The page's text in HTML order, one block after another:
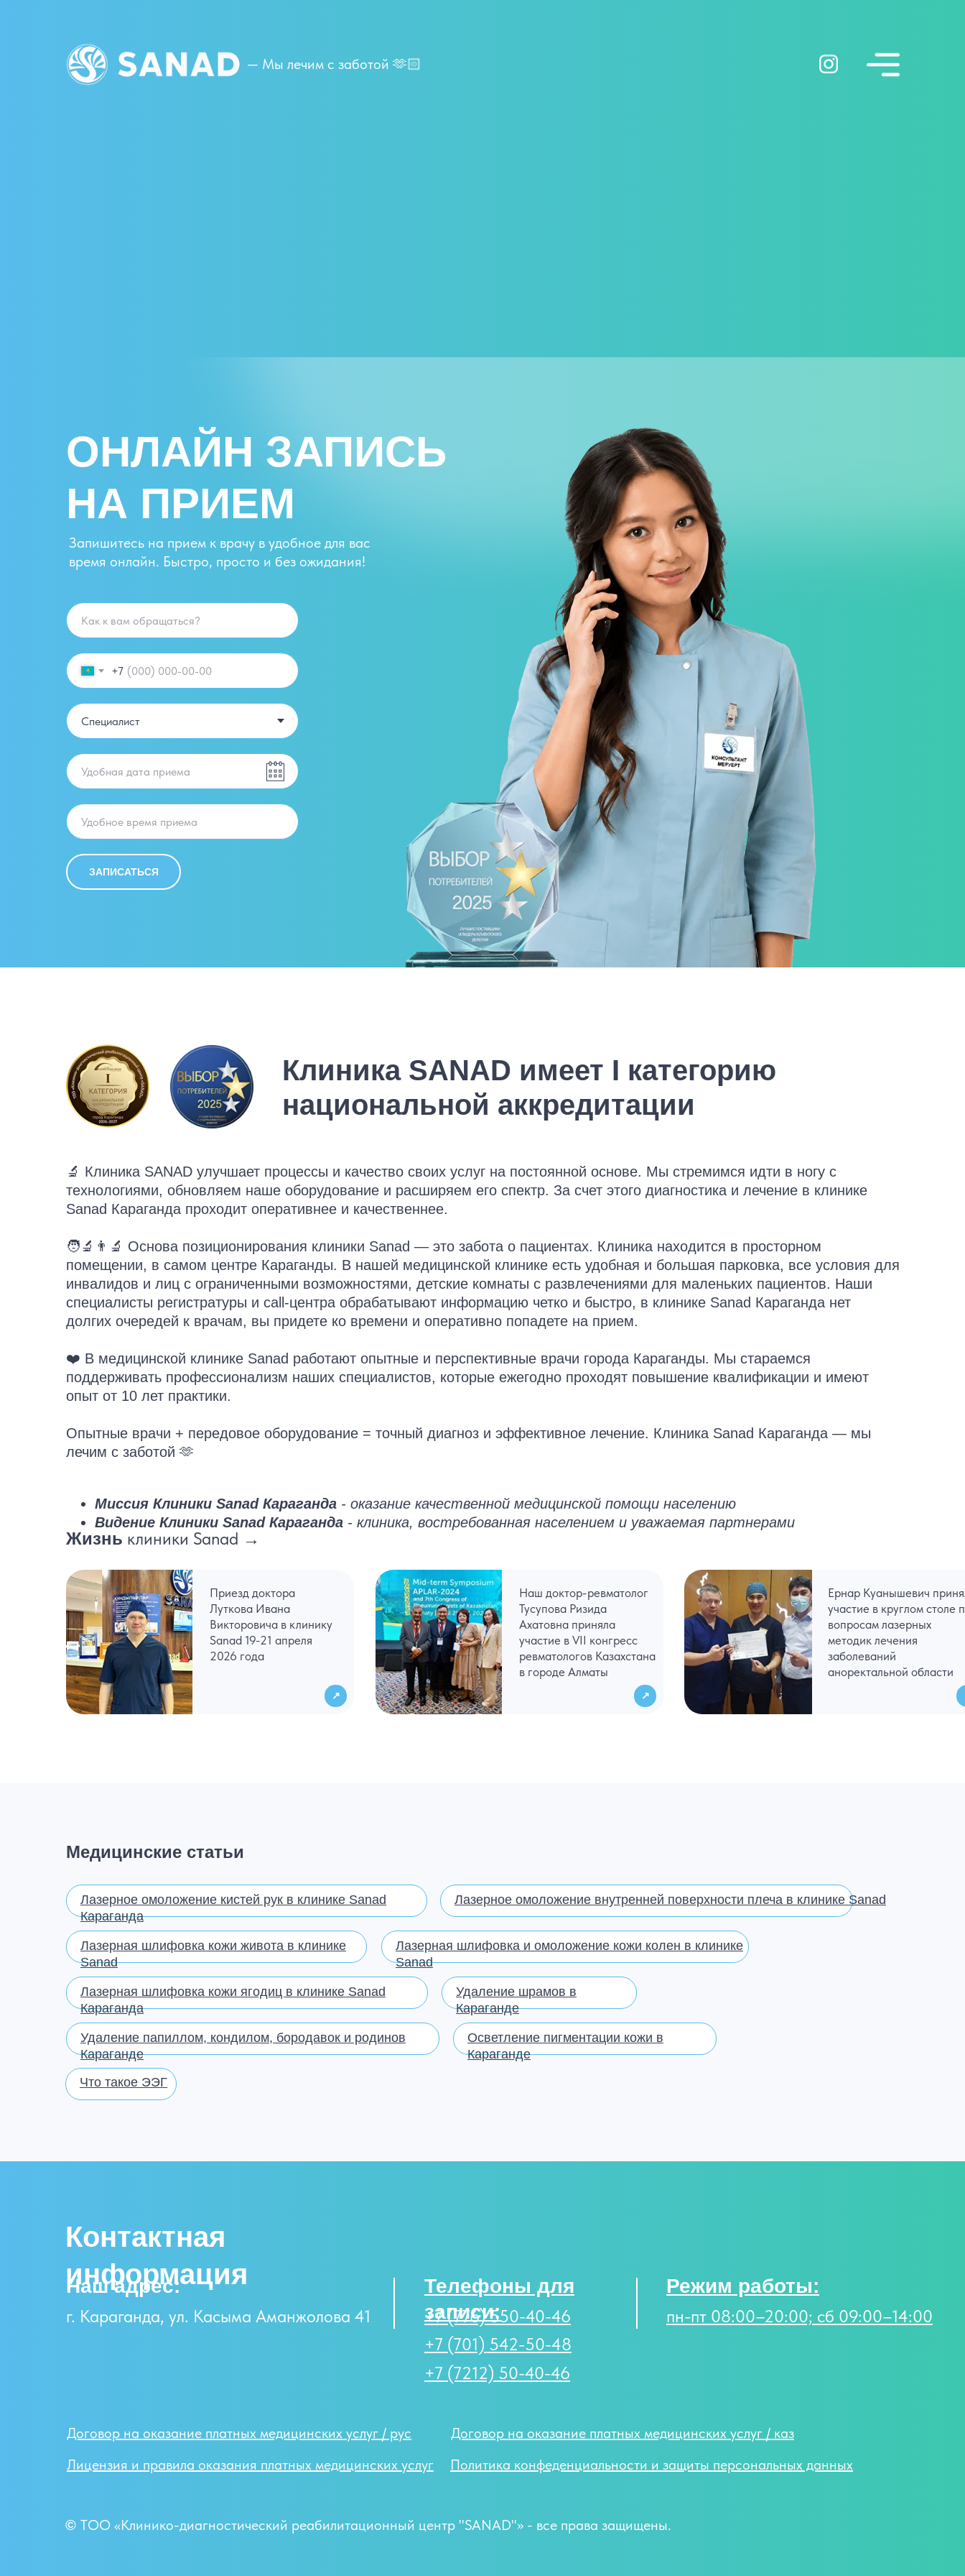
— Мы лечим с заботой 🫶🏻
ОНЛАЙН ЗАПИСЬ
НА ПРИЕМ
Запишитесь на прием к врачу в удобное для вас
время онлайн. Быстро, просто и без ожидания!
+7
ЗАПИСАТЬСЯ
Клиника SANAD имеет I категорию
национальной аккредитации
🔬 Клиника SANAD улучшает процессы и качество своих услуг на постоянной основе. Мы стремимся идти в ногу с
технологиями, обновляем наше оборудование и расширяем его спектр. За счет этого диагностика и лечение в клинике
Sanad Караганда проходит оперативнее и качественнее.
🧑‍🔬👨‍🔬 Основа позиционирования клиники Sanad — это забота о пациентах. Клиника находится в просторном
помещении, в самом центре Караганды. В нашей медицинской клинике есть удобная и большая парковка, все условия для
инвалидов и лиц с ограниченными возможностями, детские комнаты с развлечениями для маленьких пациентов. Наши
специалисты регистратуры и call-центра обрабатывают информацию четко и быстро, в клинике Sanad Караганда нет
долгих очередей к врачам, вы придете ко времени и оперативно попадете на прием.
❤️ В медицинской клинике Sanad работают опытные и перспективные врачи города Караганды. Мы стараемся
поддерживать профессионализм наших специалистов, которые ежегодно проходят повышение квалификации и имеют
опыт от 10 лет практики.
Опытные врачи + передовое оборудование = точный диагноз и эффективное лечение. Клиника Sanad Караганда — мы
лечим с заботой 🫶
Миссия Клиники Sanad Караганда - оказание качественной медицинской помощи населению
Видение Клиники Sanad Караганда - клиника, востребованная населением и уважаемая партнерами
Жизнь клиники Sanad →
Приезд доктора
Луткова Ивана
Викторовича в клинику
Sanad 19-21 апреля
2026 года
↗
Наш доктор-ревматолог
Тусупова Ризида
Ахатовна приняла
участие в VII конгресс
ревматологов Казахстана
в городе Алматы
↗
Ернар Куанышевич
участие в круглом столе
вопросам лазерных
методик лечения
заболеваний
аноректальной области
Медицинские статьи
Лазерное омоложение кистей рук в клинике Sanad
Караганда
Лазерное омоложение внутренней поверхности плеча в клинике Sanad
Лазерная шлифовка кожи живота в клинике
Sanad
Лазерная шлифовка и омоложение кожи колен в клинике
Sanad
Лазерная шлифовка кожи ягодиц в клинике Sanad
Караганда
Удаление шрамов в
Караганде
Удаление папиллом, кондилом, бородавок и родинов
Караганде
Осветление пигментации кожи в
Караганде
Что такое ЭЭГ
Контактная
информация
Наш адрес:
г. Караганда, ул. Касыма Аманжолова 41
Договор на оказание платных медицинских услуг / рус
Договор на оказание платных медицинских услуг / каз
Политика конфеденциальности и защиты персональных данных
© ТОО «Клинико-диагностический реабилитационный центр "SANAD"» - все права защищены.
Лицензия и правила оказания платных медицинских услуг
Телефоны для
записи:
+7 (776) 550-40-46
+7 (701) 542-50-48
+7 (7212) 50-40-46
Режим работы:
пн-пт 08:00–20:00; сб 09:00–14:00